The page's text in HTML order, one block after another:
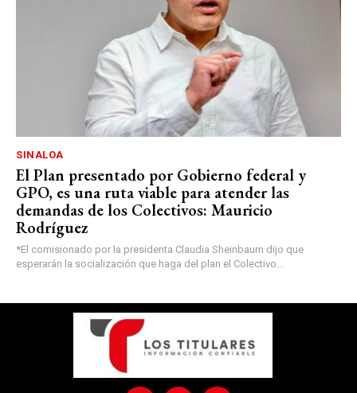
SINALOA
El Plan presentado por Gobierno federal y
GPO, es una ruta viable para atender las
demandas de los Colectivos: Mauricio
Rodríguez
*El comisionado por la presidenta Claudia Sheinbaum dijo que
esperarán la socialización que haga del plan el Colectivo...